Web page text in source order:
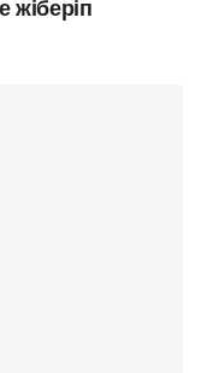
жіберіп